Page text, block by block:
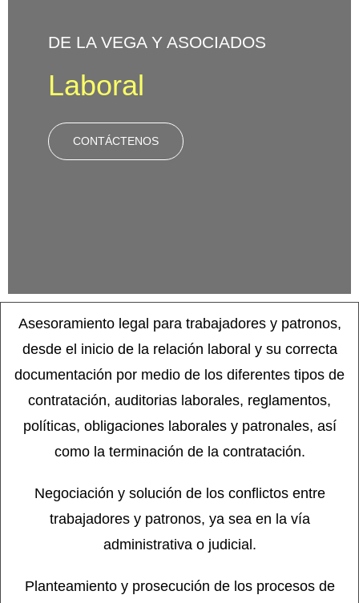
DE LA VEGA Y ASOCIADOS
Laboral
CONTÁCTENOS
Asesoramiento legal para trabajadores y patronos,
desde el inicio de la relación laboral y su correcta
documentación por medio de los diferentes tipos de
contratación, auditorias laborales, reglamentos,
políticas, obligaciones laborales y patronales, así
como la terminación de la contratación.
Negociación y solución de los conflictos entre
trabajadores y patronos, ya sea en la vía
administrativa o judicial.
Planteamiento y prosecución de los procesos de